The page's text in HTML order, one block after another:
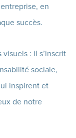
en
succès.
: il s’inscrit
sociale,
inspirent et
de notre